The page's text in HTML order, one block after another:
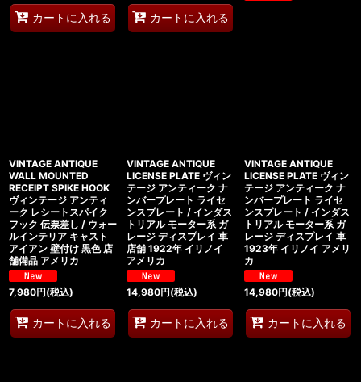
カートに入れる カートに入れる
VINTAGE ANTIQUE
WALL MOUNTED
RECEIPT SPIKE HOOK
ヴィンテージ アンティ
ーク レシートスパイク
フック 伝票差し / ウォー
ルインテリア キャスト
アイアン 壁付け 黒色 店
舗備品 アメリカ
7,980円(税込)
カートに入れる
VINTAGE ANTIQUE
LICENSE PLATE ヴィン
テージ アンティーク ナ
ンバープレート ライセ
ンスプレート / インダス
トリアル モーター系 ガ
レージ ディスプレイ 車
店舗 1922年 イリノイ
アメリカ
14,980円(税込)
カートに入れる
VINTAGE ANTIQUE
LICENSE PLATE ヴィン
テージ アンティーク ナ
ンバープレート ライセ
ンスプレート / インダス
トリアル モーター系 ガ
レージ ディスプレイ 車
1923年 イリノイ アメリ
カ
14,980円(税込)
カートに入れる